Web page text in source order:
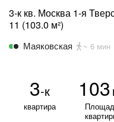
3-к кв. Москва 1-я
11 (103.0 м²)
Маяковская ~ 6 мин
3-к
квартира
103